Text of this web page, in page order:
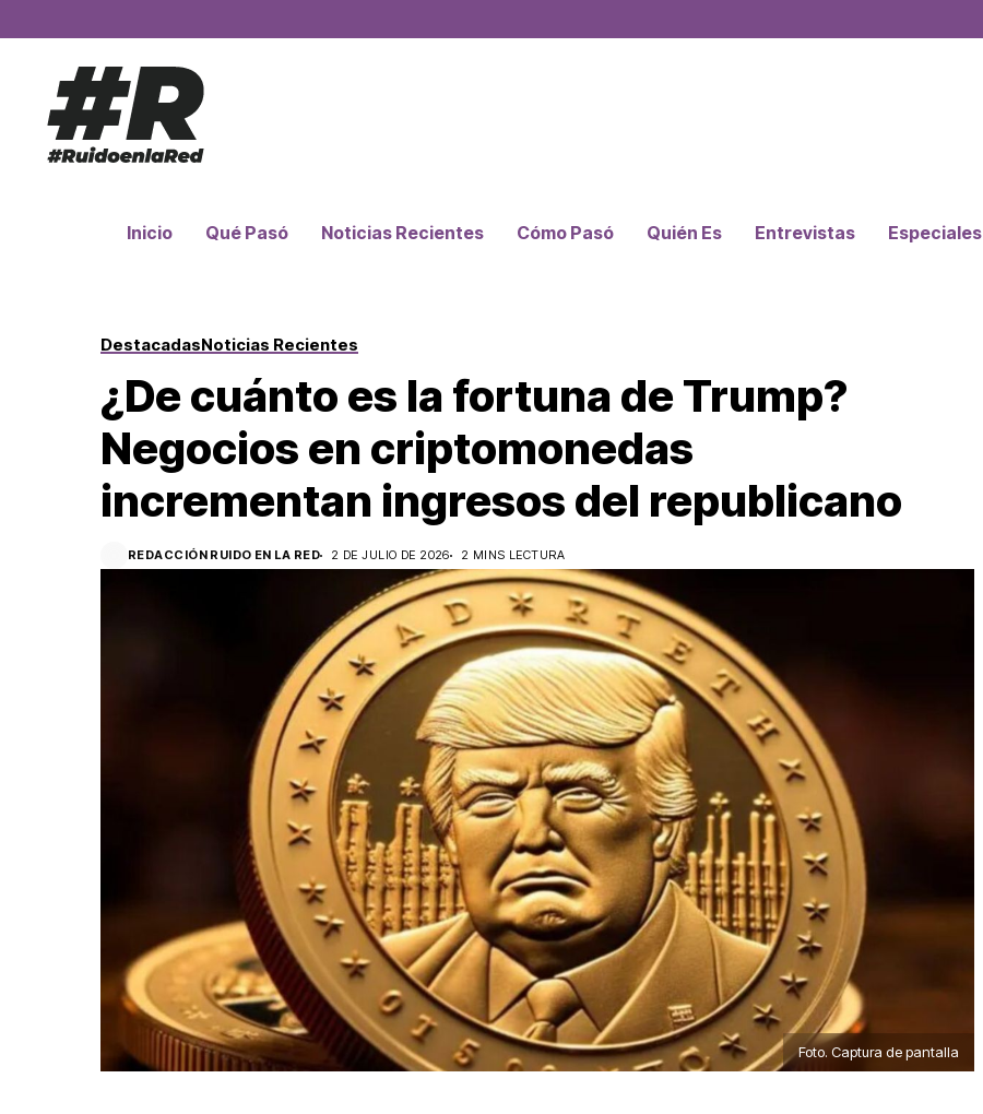
Inicio Qué Pasó Noticias Recientes Cómo Pasó Quién Es Entrevistas Especiales
DestacadasNoticias Recientes
¿De cuánto es la fortuna de Trump?
Negocios en criptomonedas
incrementan ingresos del republicano
REDACCIÓN RUIDO EN LA RED 2 DE JULIO DE 2026 2 MINS LECTURA
Foto. Captura de pantalla